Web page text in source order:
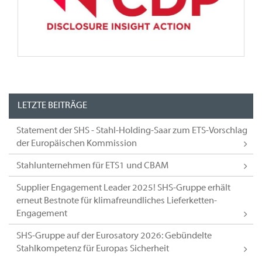
LETZTE BEITRÄGE
Statement der SHS - Stahl-Holding-Saar zum ETS-Vorschlag
der Europäischen Kommission
Stahlunternehmen für ETS1 und CBAM
Supplier Engagement Leader 2025! SHS-Gruppe erhält
erneut Bestnote für klimafreundliches Lieferketten-
Engagement
SHS-Gruppe auf der Eurosatory 2026: Gebündelte
Stahlkompetenz für Europas Sicherheit